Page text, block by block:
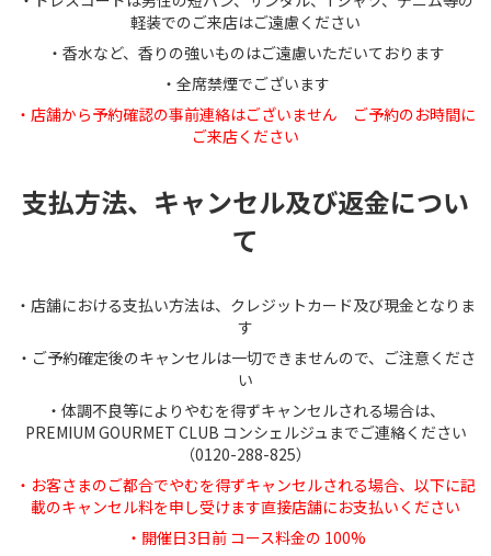
軽装でのご来店はご遠慮ください
・香水など、香りの強いものはご遠慮いただいております
・全席禁煙でございます
・店舗から予約確認の事前連絡はございません ご予約のお時間に
ご来店ください
支払方法、キャンセル及び返金につい
て
・店舗における支払い方法は、クレジットカード及び現金となりま
す
・ご予約確定後のキャンセルは一切できませんので、ご注意くださ
い
・体調不良等によりやむを得ずキャンセルされる場合は、
PREMIUM GOURMET CLUB コンシェルジュまでご連絡ください
（0120-288-825）
・お客さまのご都合でやむを得ずキャンセルされる場合、以下に記
載のキャンセル料を申し受けます直接店舗にお支払いください
・開催日3日前 コース料金の 100%